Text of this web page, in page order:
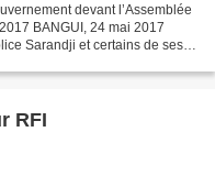
devant l’Assemblée
BANGUI, 24 mai 2017
Sarandji et certains de ses
RFI